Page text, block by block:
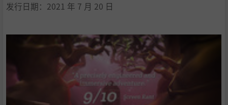
发行日期：2021 年 7 月 20 日